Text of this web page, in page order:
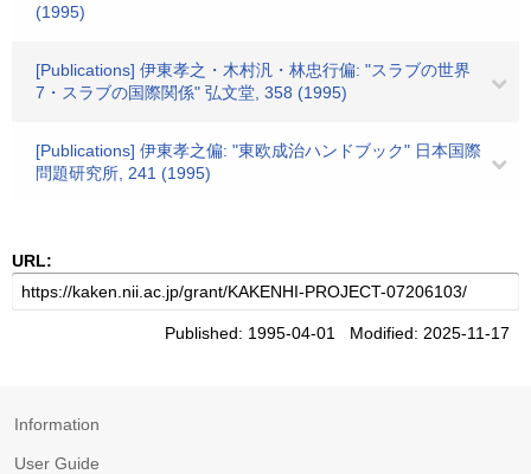
(1995)
[Publications] 伊東孝之・木村汎・林忠行偏: "スラブの世界
7・スラブの国際関係" 弘文堂, 358 (1995)
[Publications] 伊東孝之偏: "東欧成治ハンドブック" 日本国際
問題研究所, 241 (1995)
URL:
Published: 1995-04-01 Modified: 2025-11-17
Information
User Guide